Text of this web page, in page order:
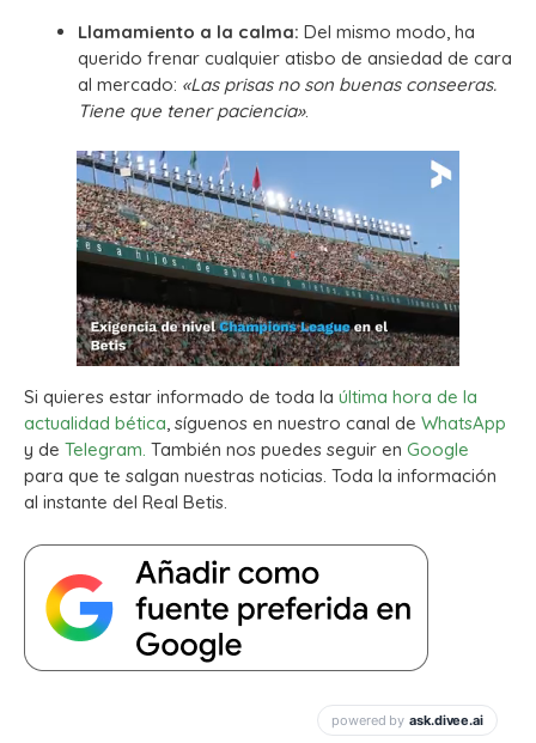
Llamamiento a la calma: Del mismo modo, ha
querido frenar cualquier atisbo de ansiedad de cara
al mercado: «Las prisas no son buenas conseeras.
Tiene que tener paciencia».
Si quieres estar informado de toda la última hora de la
actualidad bética, síguenos en nuestro canal de WhatsApp
y de Telegram. También nos puedes seguir en Google
para que te salgan nuestras noticias. Toda la información
al instante del Real Betis.